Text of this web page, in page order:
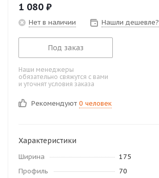
1 080 ₽
Нет в наличии Нашли дешевле?
Под заказ
Наши менеджеры
обязательно свяжутся с вами
и уточнят условия заказа
Рекомендуют 0 человек
Характеристики
Ширина
175
Профиль
70